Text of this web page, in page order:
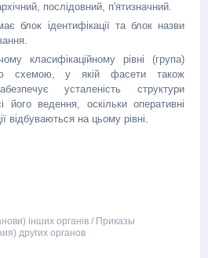
послідовний, п'ятизначний.
блок ідентифікації та блок назви
класифікаційному рівні (група)
схемою, у якій фасети також
усталеність структури
його ведення, оскільки оперативні
відбуваються на цьому рівні.
інших органів / Приказы
других органов